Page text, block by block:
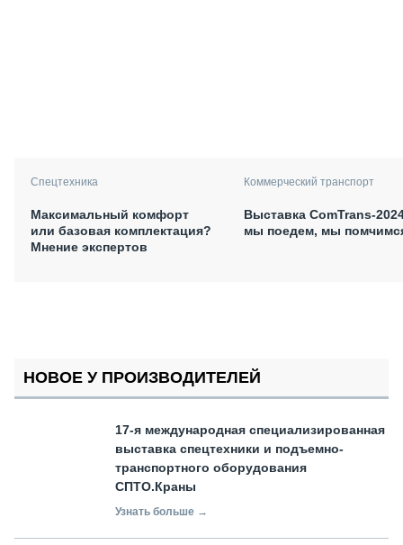
Спецтехника
Максимальный комфорт
или базовая комплектация?
Мнение экспертов
Коммерческий транспорт
Выставка ComTrans-
мы поедем, мы
НОВОЕ У ПРОИЗВОДИТЕЛЕЙ
17-я международная специализированная
выставка спецтехники и подъемно-
транспортного оборудования
СПТО.Краны
Узнать больше →